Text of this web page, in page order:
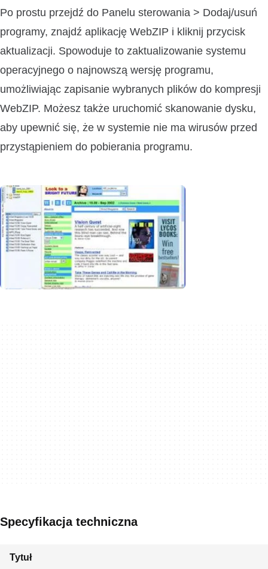
Po prostu przejdź do Panelu sterowania > Dodaj/usuń
programy, znajdź aplikację WebZIP i kliknij przycisk
aktualizacji. Spowoduje to zaktualizowanie systemu
operacyjnego o najnowszą wersję programu,
umożliwiając zapisanie wybranych plików do kompresji
WebZIP. Możesz także uruchomić skanowanie dysku,
aby upewnić się, że w systemie nie ma wirusów przed
przystąpieniem do pobierania programu.
Specyfikacja techniczna
Tytuł